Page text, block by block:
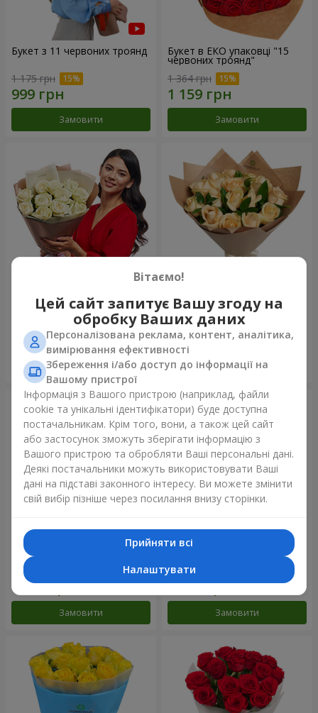
Букет з 11 червоних троянд
1 175 грн
Замовити
Букет в ЕКО упаковці "15
червоних троянд"
1 364 грн
Замовити
Авторський букет "11 білих
троянд!"
Замовити
Букет "15 кремових троянд!"
1 646 грн
Замовити
Букет "Гармонія"
2 234 грн
Замовити
Букет "Витончений
1 481 грн
Замовити
Вітаємо!
Цей сайт запитує Вашу згоду на
обробку Ваших даних
Персоналізована реклама, контент, аналітика,
вимірювання ефективності
Збереження і/або доступ до інформації на
Вашому пристрої
Інформація з Вашого пристрою (наприклад, файли
cookie та унікальні ідентифікатори) буде доступна
постачальникам. Крім того, вони, а також цей сайт
або застосунок зможуть зберігати інформацію з
Вашого пристрою та обробляти Ваші персональні дані.
Деякі постачальники можуть використовувати Ваші
дані на підставі законного інтересу. Ви можете змінити
свій вибір пізніше через посилання внизу сторінки.
Прийняти всі
Налаштувати